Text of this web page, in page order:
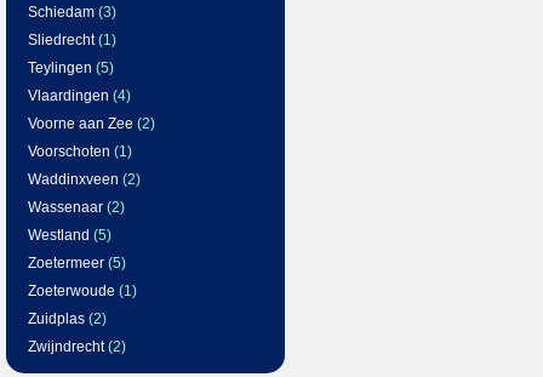
Schiedam (3)
Sliedrecht(1)
Teylingen (5)
Vlaardingen (4)
Voorne aan Zee (2)
Voorschoten (1)
Waddinxveen (2)
Wassenaar (2)
Westland (5)
Zoetermeer (5)
Zoeterwoude (1)
Zuidplas (2)
Zwijndrecht(2)